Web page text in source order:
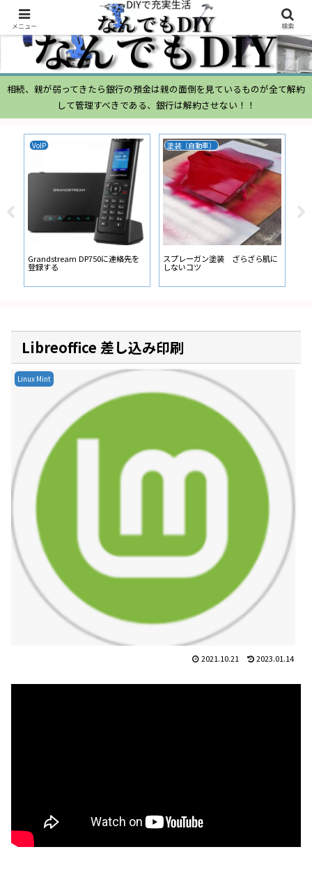
相続、親が弱ってきたら銀行の預金は親の面倒を見ているものが全て解約
して管理すべきである、銀行は解約させない！！
VoIP
Grandstream DP750に連絡先を
登録する
塗装（自動車）
スプレーガン塗装 ざらざら肌に
しないコツ
ム
Libreoffice 差し込み印刷
Linux Mint
2021.10.21 2023.01.14
メニュー 検索